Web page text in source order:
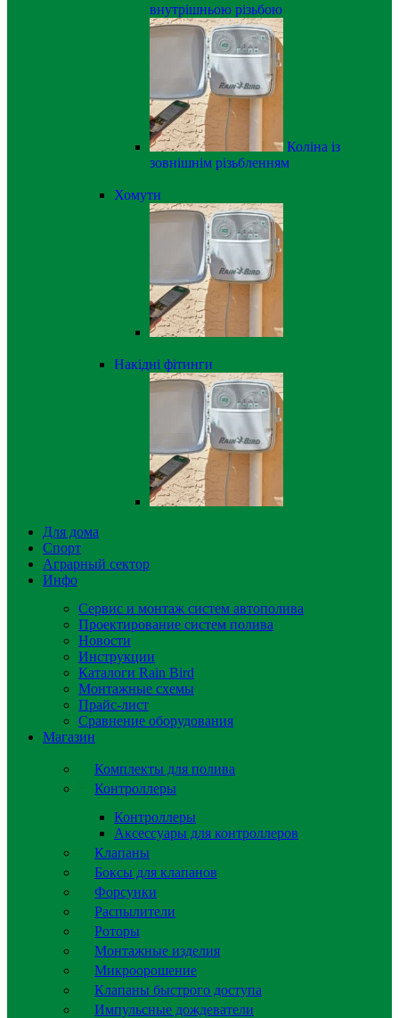
внутрішньою різьбою
Коліна із
зовнішнім різьбленням
Хомути
Накідні фітинги
Для дома
Спорт
Аграрный сектор
Инфо
Сервис и монтаж систем автополива
Проектирование систем полива
Новости
Инструкции
Каталоги Rain Bird
Монтажные схемы
Прайс-лист
Сравнение оборудования
Магазин
Комплекты для полива
Контроллеры
Контроллеры
Аксессуары для контроллеров
Клапаны
Боксы для клапанов
Форсунки
Распылители
Роторы
Монтажные изделия
Микроорошение
Клапаны быстрого доступа
Импульсные дождеватели